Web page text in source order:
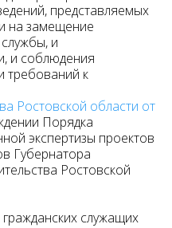
представляемых
на замещение
и
и соблюдения
требований к
Ростовской области от
Порядка
экспертизы проектов
Губернатора
Ростовской
гражданских служащих